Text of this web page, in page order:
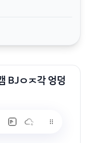
BJㅇㅈ각 엉덩